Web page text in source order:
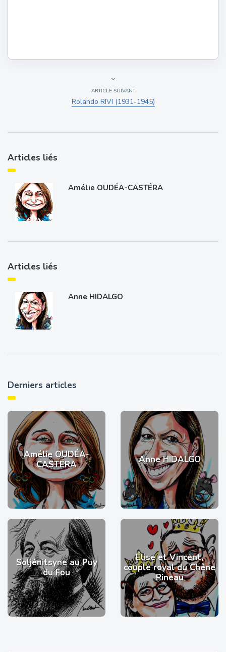
ARTICLE SUIVANT
Rolando RIVI (1931-1945)
Articles liés
Amélie OUDÉA-CASTÉRA
Articles liés
Anne HIDALGO
Derniers articles
Amélie OUDÉA-
CASTÉRA
Anne HIDALGO
Soljénitsyne au Puy
du Fou
Élise et Vincent,
couple royal du Chêne
Pineau